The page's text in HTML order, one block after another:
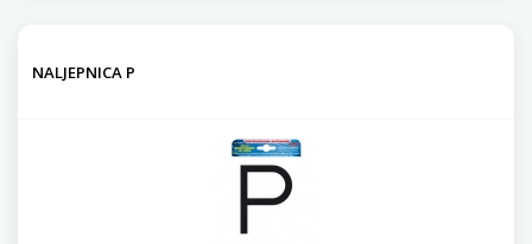
NALJEPNICA P